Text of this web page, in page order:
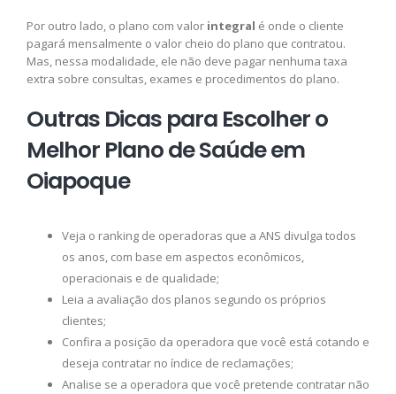
Por outro lado, o plano com valor integral é onde o cliente
pagará mensalmente o valor cheio do plano que contratou.
Mas, nessa modalidade, ele não deve pagar nenhuma taxa
extra sobre consultas, exames e procedimentos do plano.
Outras Dicas para Escolher o
Melhor Plano de Saúde em
Oiapoque
Veja o ranking de operadoras que a ANS divulga todos
os anos, com base em aspectos econômicos,
operacionais e de qualidade;
Leia a avaliação dos planos segundo os próprios
clientes;
Confira a posição da operadora que você está cotando e
deseja contratar no índice de reclamações;
Analise se a operadora que você pretende contratar não